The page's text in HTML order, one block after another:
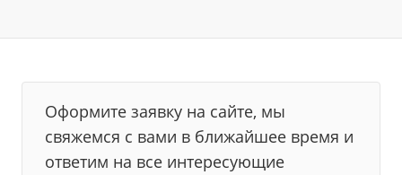
Оформите заявку на сайте, мы
свяжемся с вами в ближайшее время и
ответим на все интересующие